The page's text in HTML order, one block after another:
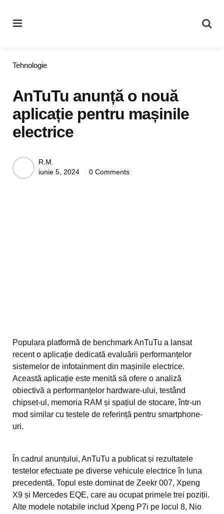
Categories
Tehnologie
AnTuTu anunță o nouă
aplicație pentru mașinile
electrice
Posted
by
R.M.
iunie 5, 2024
0 Comments
Populara platformă de benchmark AnTuTu a lansat
recent o aplicație dedicată evaluării performanțelor
sistemelor de infotainment din mașinile electrice.
Această aplicație este menită să ofere o analiză
obiectivă a performanțelor hardware-ului, testând
chipset-ul, memoria RAM și spațiul de stocare, într-un
mod similar cu testele de referință pentru smartphone-
uri.
În cadrul anunțului, AnTuTu a publicat și rezultatele
testelor efectuate pe diverse vehicule electrice în luna
precedentă. Topul este dominat de Zeekr 007, Xpeng
X9 și Mercedes EQE, care au ocupat primele trei poziții.
Alte modele notabile includ Xpeng P7i pe locul 8, Nio